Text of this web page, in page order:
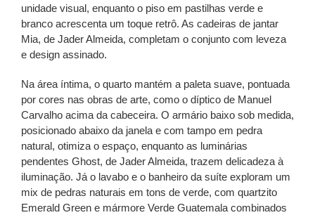
unidade visual, enquanto o piso em pastilhas verde e
branco acrescenta um toque retrô. As cadeiras de jantar
Mia, de Jader Almeida, completam o conjunto com leveza
e design assinado.
Na área íntima, o quarto mantém a paleta suave, pontuada
por cores nas obras de arte, como o díptico de Manuel
Carvalho acima da cabeceira. O armário baixo sob medida,
posicionado abaixo da janela e com tampo em pedra
natural, otimiza o espaço, enquanto as luminárias
pendentes Ghost, de Jader Almeida, trazem delicadeza à
iluminação. Já o lavabo e o banheiro da suíte exploram um
mix de pedras naturais em tons de verde, com quartzito
Emerald Green e mármore Verde Guatemala combinados